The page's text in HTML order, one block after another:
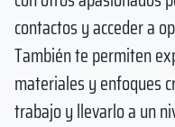
contactos y acceder a
También te permiten
materiales y enfoques
trabajo y llevarlo a un